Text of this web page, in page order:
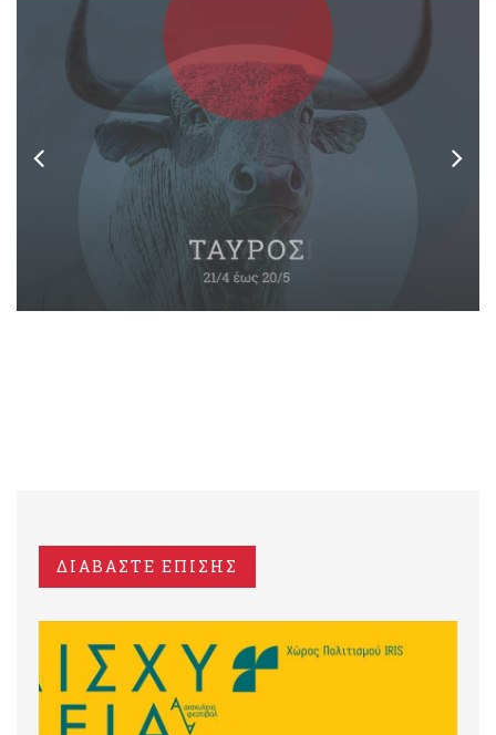
ΔΙΑΒΑΣΤΕ ΕΠΙΣΗΣ